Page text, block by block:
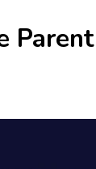
Parent